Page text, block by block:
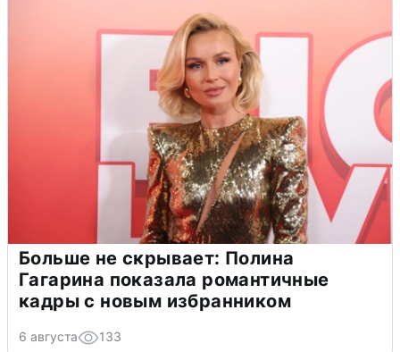
Больше не скрывает: Полина
Гагарина показала романтичные
кадры с новым избранником
6 августа 133